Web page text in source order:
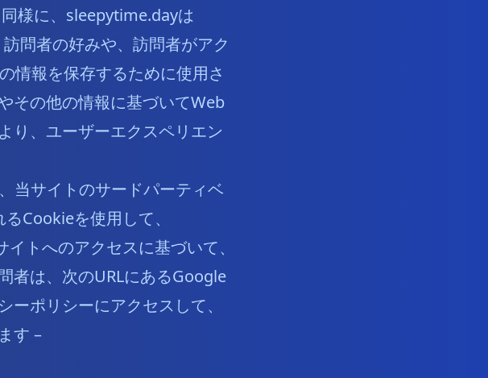
様に、sleepytime.dayは
問者の好みや、訪問者がアク
情報を保存するために使用さ
その他の情報に基づいてWeb
り、ユーザーエクスペリエン
当サイトのサードパーティベ
Cookieを使用して、
トへのアクセスに基づいて、
者は、次のURLにあるGoogle
ポリシーにアクセスして、
す –